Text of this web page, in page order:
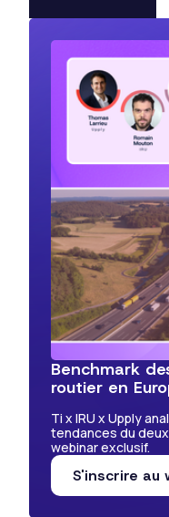
Benchmark
routier en
Ti x IRU x Upply
tendances du
webinar exclusif.
S'inscrire au